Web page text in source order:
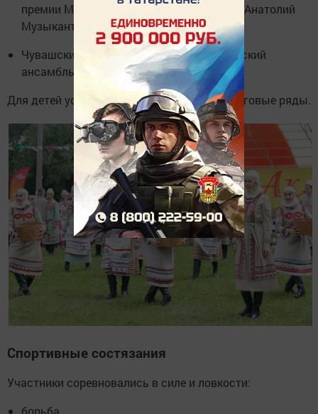
премии Минкультуры РФ «Душа России» Анатолий
Музыкантов);
Чувашский государственный академический
ансамбль песни и танца.
Для детей установили качели, работали торговые ряды.
Спортивные состязания
Участники соревновались в силе и ловкости: